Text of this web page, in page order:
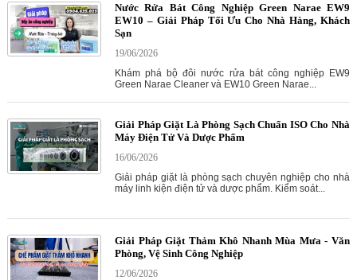
Nước Rửa Bát Công Nghiệp Green Narae EW9
EW10 – Giải Pháp Tối Ưu Cho Nhà Hàng, Khách
Sạn
19/06/2026
Khám phá bộ đôi nước rửa bát công nghiệp EW9
Green Narae Cleaner và EW10 Green Narae...
Giải Pháp Giặt Là Phòng Sạch Chuẩn ISO Cho Nhà
Máy Điện Tử Và Dược Phẩm
16/06/2026
Giải pháp giặt là phòng sạch chuyên nghiệp cho nhà
máy linh kiện điện tử và dược phẩm. Kiểm soát...
Giải Pháp Giặt Thảm Khô Nhanh Mùa Mưa - Văn
Phòng, Vệ Sinh Công Nghiệp
12/06/2026